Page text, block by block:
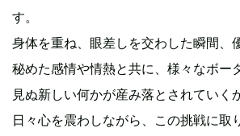
す。
身体を重ね、眼差しを交わした瞬間、
秘めた感情や情熱と共に、様々なボー
見ぬ新しい何かが産み落とされていく
日々心を震わしながら、この挑戦に取